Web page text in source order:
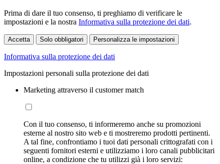
Prima di dare il tuo consenso, ti preghiamo di verificare le
impostazioni e la nostra Informativa sulla protezione dei dati.
Accetta Solo obbligatori Personalizza le impostazioni
Informativa sulla protezione dei dati
Impostazioni personali sulla protezione dei dati
Marketing attraverso il customer match
Con il tuo consenso, ti informeremo anche su promozioni
esterne al nostro sito web e ti mostreremo prodotti pertinenti.
A tal fine, confrontiamo i tuoi dati personali crittografati con i
seguenti fornitori esterni e utilizziamo i loro canali pubblicitari
online, a condizione che tu utilizzi già i loro servizi: